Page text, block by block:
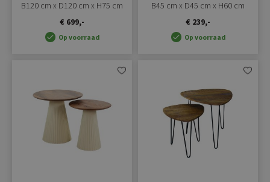
B120 cm x D120 cm x H75 cm
€ 699,-
Op voorraad
B45 cm x D45 cm x H60 cm
€ 239,-
Op voorraad